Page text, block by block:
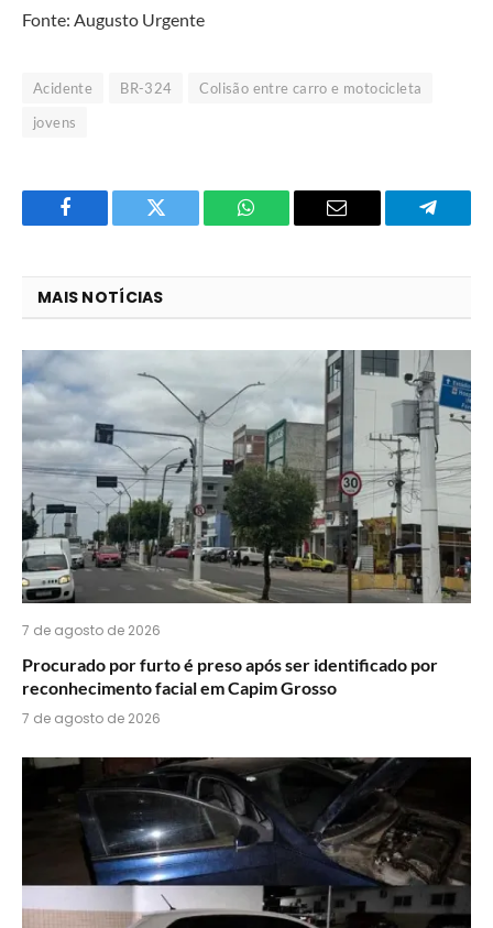
Fonte: Augusto Urgente
Acidente BR-324
Colisão entre carro e motocicleta
jovens
Facebook Twitter
O
WhatsApp?
E-
MAIS NOTÍCIAS
7 de agosto de 2026
Procurado por furto é preso após ser identificado por
reconhecimento facial em Capim Grosso
7 de agosto de 2026